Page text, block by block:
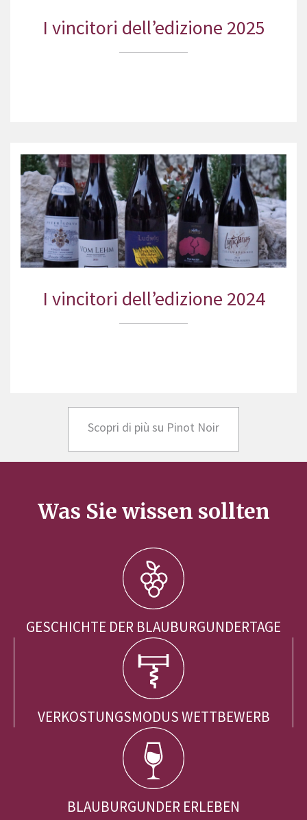
I vincitori dell’edizione 2025
I vincitori dell’edizione 2024
Scopri di più su Pinot Noir
Was Sie wissen sollten
GESCHICHTE DER BLAUBURGUNDERTAGE
VERKOSTUNGSMODUS WETTBEWERB
BLAUBURGUNDER ERLEBEN